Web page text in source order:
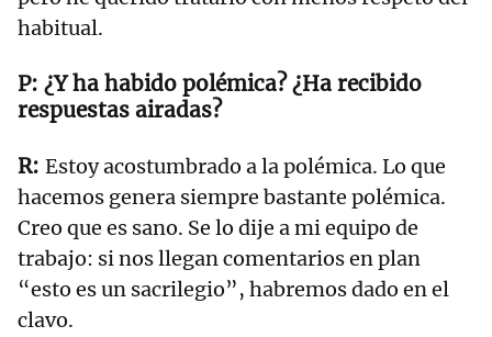
habitual.
¿Y ha habido polémica? ¿Ha recibido
respuestas airadas?
Estoy acostumbrado a la polémica. Lo que
hacemos genera siempre bastante polémica.
Creo que es sano. Se lo dije a mi equipo de
trabajo: si nos llegan comentarios en plan
“esto es un sacrilegio”, habremos dado en el
clavo.